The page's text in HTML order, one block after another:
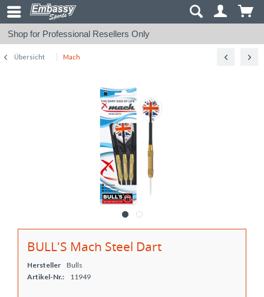
Shop for Professional Resellers Only
Übersicht Mach
BULL'S Mach Steel Dart
Hersteller
Bulls
Artikel-Nr.:
11949